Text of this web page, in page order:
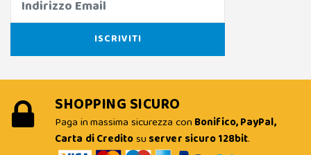
SHOPPING SICURO
Paga in massima sicurezza con Bonifico, PayPal,
Carta di Creditosu server sicuro 128bit.